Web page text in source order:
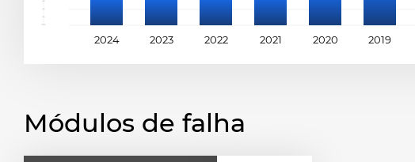
2024 2023 2022 2021 2020 2019
Módulos de falha